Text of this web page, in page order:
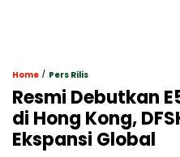
Home / Pers Rilis
Resmi Debutkan
di Hong Kong,
Ekspansi Global